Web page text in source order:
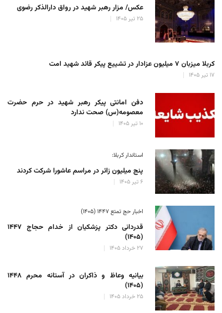
عکس/ مزار رهبر شهید در رواق دارالذکر رضوی
۲۵ تیر ۱۴۰۵
کربلا میزبان ۷ میلیون عزادار در تشییع پیکر قائد شهید امت
۱۷ تیر ۱۴۰۵
دفن امانتی پیکر رهبر شهید در حرم حضرت
معصومه(س) صحت ندارد
۱۰ تیر ۱۴۰۵
استاندار کربلا:
پنج میلیون زائر در مراسم عاشورا شرکت کردند
۶ تیر ۱۴۰۵
اخبار حج تمتع ۱۴۴۷ (۱۴۰۵)
قدردانی دکتر پزشکیان از خدام حجاج ۱۴۴۷
(۱۴۰۵)
۲۷ خرداد ۱۴۰۵
بیانیه وعاظ و ذاکران در آستانه محرم ۱۴۴۸
(۱۴۰۵)
۲۵ خرداد ۱۴۰۵